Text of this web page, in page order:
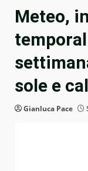
Meteo,
sole e
Gianluca Pace